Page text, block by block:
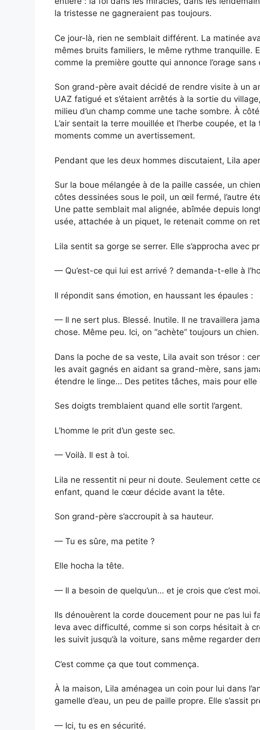
la tristesse ne gagneraient pas toujours.
Ce jour-là, rien ne semblait différent. La matinée
mêmes bruits familiers, le même rythme tranquille.
comme la première goutte qui annonce l’orage sans
Son grand-père avait décidé de rendre visite à un
UAZ fatigué et s’étaient arrêtés à la sortie du
milieu d’un champ comme une tache sombre. À
L’air sentait la terre mouillée et l’herbe coupée, et
moments comme un avertissement.
Pendant que les deux hommes discutaient, Lila
Sur la boue mélangée à de la paille cassée, un
côtes dessinées sous le poil, un œil fermé, l’autre
Une patte semblait mal alignée, abîmée depuis
usée, attachée à un piquet, le retenait comme on
Lila sentit sa gorge se serrer. Elle s’approcha avec
— Qu’est-ce qui lui est arrivé ? demanda-t-elle à
Il répondit sans émotion, en haussant les épaules :
— Il ne sert plus. Blessé. Inutile. Il ne travaillera
chose. Même peu. Ici, on “achète” toujours un chien.
Dans la poche de sa veste, Lila avait son trésor :
les avait gagnés en aidant sa grand-mère, sans
étendre le linge… Des petites tâches, mais pour elle
Ses doigts tremblaient quand elle sortit l’argent.
L’homme le prit d’un geste sec.
— Voilà. Il est à toi.
Lila ne ressentit ni peur ni doute. Seulement cette
enfant, quand le cœur décide avant la tête.
Son grand-père s’accroupit à sa hauteur.
— Tu es sûre, ma petite ?
Elle hocha la tête.
— Il a besoin de quelqu’un… et je crois que c’est moi.
Ils dénouèrent la corde doucement pour ne pas lui
leva avec difficulté, comme si son corps hésitait à
les suivit jusqu’à la voiture, sans même regarder
C’est comme ça que tout commença.
À la maison, Lila aménagea un coin pour lui dans
gamelle d’eau, un peu de paille propre. Elle s’assit
— Ici, tu es en sécurité.